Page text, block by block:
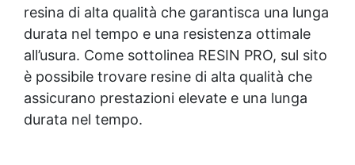
resina di alta qualità che garantisca una lunga
durata nel tempo e una resistenza ottimale
all’usura. Come sottolinea RESIN PRO, sul sito
è possibile trovare resine di alta qualità che
assicurano prestazioni elevate e una lunga
durata nel tempo.